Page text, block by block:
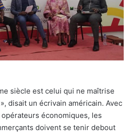
siècle est celui qui ne maîtrise
disait un écrivain américain. Avec
économiques, les
doivent se tenir debout